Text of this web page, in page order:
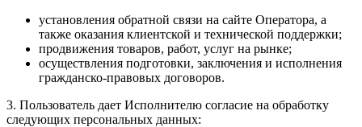
установления обратной связи на сайте Оператора, а
также оказания клиентской и технической поддержки;
продвижения товаров, работ, услуг на рынке;
осуществления подготовки, заключения и исполнения
гражданско-правовых договоров.
3. Пользователь дает Исполнителю согласие на обработку
следующих персональных данных: